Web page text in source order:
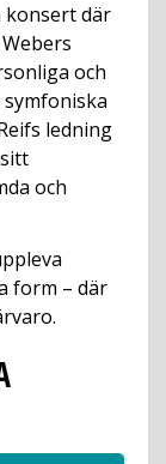
konsert där
och
ledning
och
form – där